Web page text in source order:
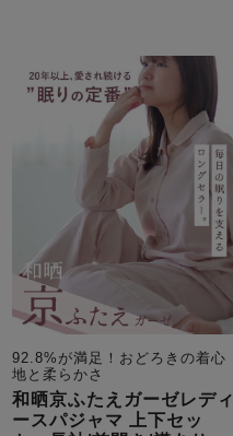
92.8%が満足！おどろきの着心
地と柔らかさ
和晒京ふたえガーゼレディ
ースパジャマ 上下セッ